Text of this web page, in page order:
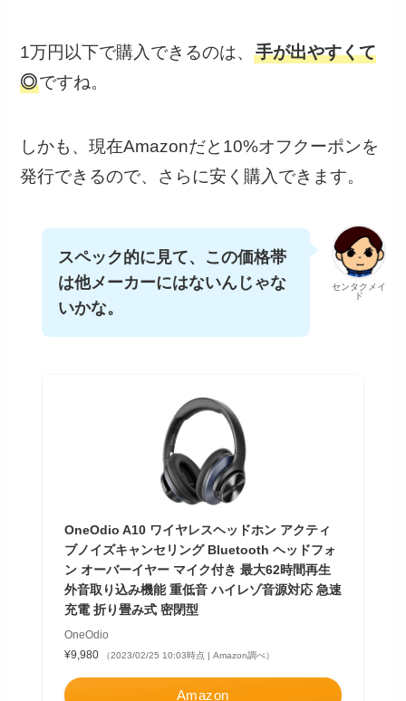
1万円以下で購入できるのは、手が出やすくて
◎ですね。
しかも、現在Amazonだと10%オフクーポンを
発行できるので、さらに安く購入できます。
センタクメイ
ド
スペック的に見て、この価格帯
は他メーカーにはないんじゃな
いかな。
OneOdio A10 ワイヤレスヘッドホン アクティ
ブノイズキャンセリング Bluetooth ヘッドフォ
ン オーバーイヤー マイク付き 最大62時間再生
外音取り込み機能 重低音 ハイレゾ音源対応 急速
充電 折り畳み式 密閉型
OneOdio
¥9,980
（2023/02/25 10:03時点 | Amazon調べ）
Amazon